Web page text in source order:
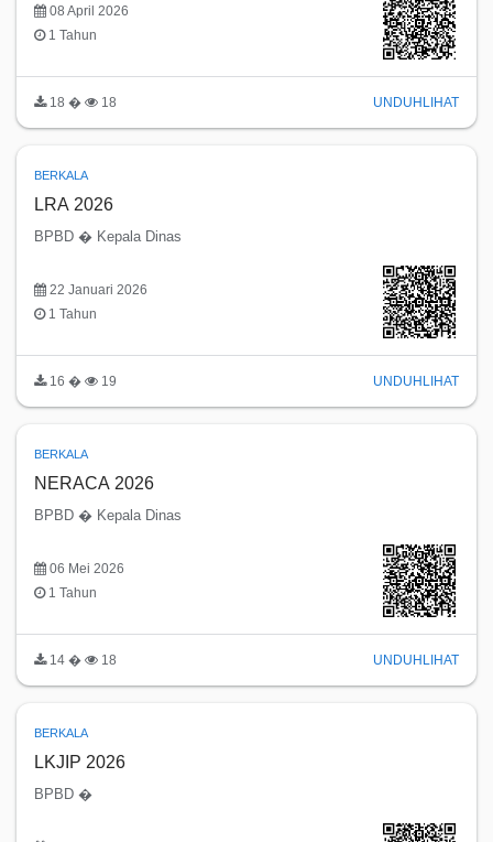
08 April 2026
1 Tahun
18 � 18 UNDUHLIHAT
BERKALA
LRA 2026
BPBD � Kepala Dinas
22 Januari 2026
1 Tahun
16 � 19 UNDUHLIHAT
BERKALA
NERACA 2026
BPBD � Kepala Dinas
06 Mei 2026
1 Tahun
14 � 18 UNDUHLIHAT
BERKALA
LKJIP 2026
BPBD �